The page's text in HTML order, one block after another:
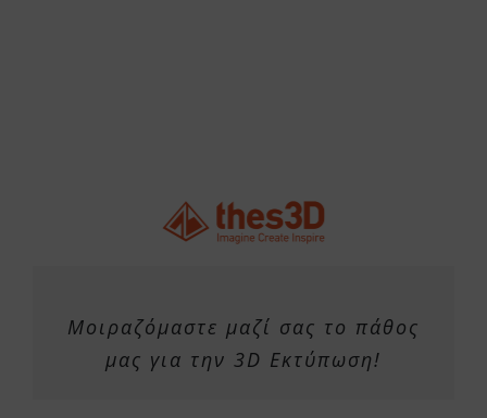
Μοιραζόμαστε μαζί σας το πάθος
μας για την 3D Εκτύπωση!